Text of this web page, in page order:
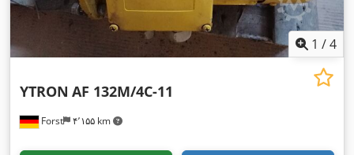
1 /4
Forst ۴٬۱۵۵ km
YTRON AF 132M/4C-11